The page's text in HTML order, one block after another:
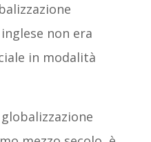
non era
in modalità